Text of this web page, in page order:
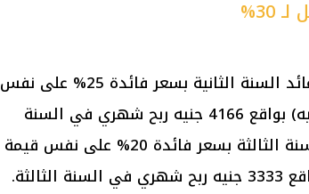
السنة الثانية بسعرفائدة
25% على نفس
(200 ألف جنيه) بواقع 4166 جنيه ربح شهري في السنة
الثالثة بسعرفائدة